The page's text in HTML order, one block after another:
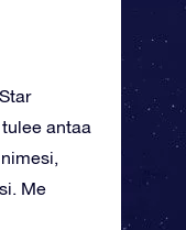
antaa
Me